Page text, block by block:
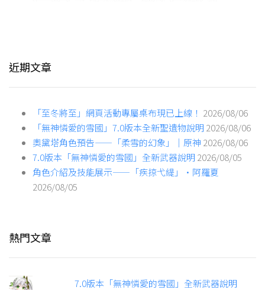
近期文章
「至冬將至」網頁活動專屬桌布現已上線！ 2026/08/06
「無神憐愛的雪國」7.0版本全新聖遺物說明 2026/08/06
奧黛塔角色預告——「柔雪的幻象」｜原神 2026/08/06
7.0版本「無神憐愛的雪國」全新武器說明 2026/08/05
角色介紹及技能展示——「疾掠弋緹」·阿羅夏
2026/08/05
熱門文章
7.0版本「無神憐愛的雪國」全新武器說明